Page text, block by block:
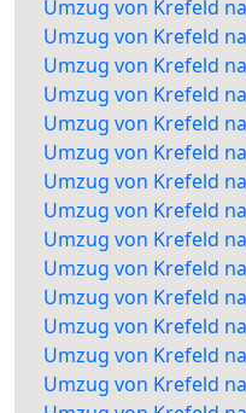
Umzug von Krefeld
Umzug von Krefeld
Umzug von Krefeld
Umzug von Krefeld
Umzug von Krefeld
Umzug von Krefeld
Umzug von Krefeld
Umzug von Krefeld
Umzug von Krefeld
Umzug von Krefeld
Umzug von Krefeld
Umzug von Krefeld
Umzug von Krefeld
Umzug von Krefeld